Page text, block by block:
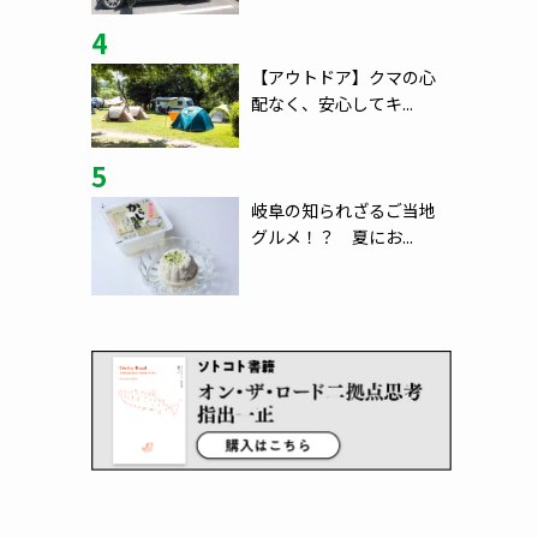
4
【アウトドア】クマの心
配なく、安心してキ...
5
岐阜の知られざるご当地
グルメ！？ 夏にお...